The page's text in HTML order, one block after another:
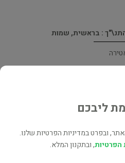
: בראשית, שמות
ליבכם
ובפרט במדיניות הפרטיות שלנו.
הפרטיות, ובתקנון המלא.